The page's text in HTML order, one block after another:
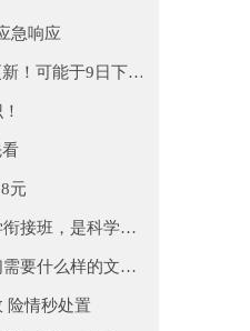
急响应
强台风“白海豚”路径更新！可能于9日下午至10日早晨在浙江到福建北部沿海地区登陆！
元
坊间视点｜高中升大学衔接班，是科学过渡还是贩卖焦虑？
坊间视点｜今天，我们需要什么样的文学？
险情秒处置